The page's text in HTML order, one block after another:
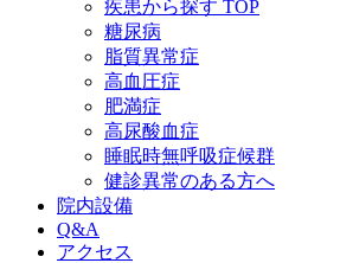
疾患から探す TOP
糖尿病
脂質異常症
高血圧症
肥満症
高尿酸血症
睡眠時無呼吸症候群
健診異常のある方へ
院内設備
Q&A
アクセス